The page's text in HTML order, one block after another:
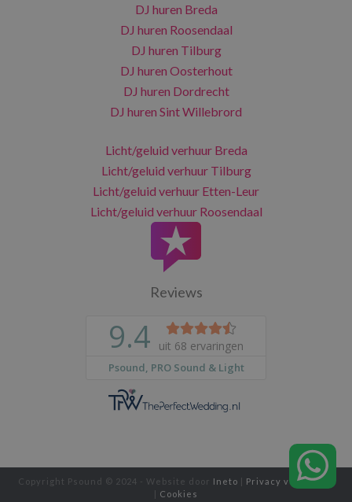
DJ huren Breda
DJ huren Roosendaal
DJ huren Tilburg
DJ huren Oosterhout
DJ huren Dordrecht
DJ huren Sint Willebrord
Licht/geluid verhuur Breda
Licht/geluid verhuur Tilburg
Licht/geluid verhuur Etten-Leur
Licht/geluid verhuur Roosendaal
Reviews
Copyright Psound © 2024 - Website door Ineto | Privacy verklaring
| Cookies